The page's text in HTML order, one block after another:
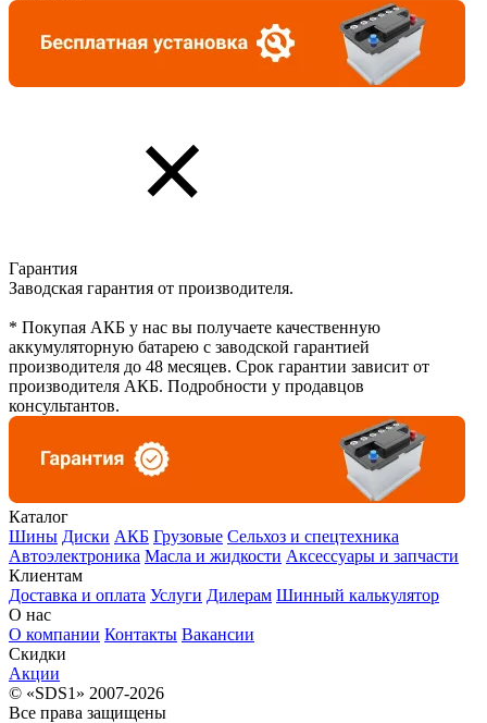
Гарантия
Заводская гарантия от производителя.
* Покупая АКБ у нас вы получаете качественную
аккумуляторную батарею с заводской гарантией
производителя до 48 месяцев. Срок гарантии зависит от
производителя АКБ. Подробности у продавцов
консультантов.
Каталог
Шины Диски АКБ Грузовые Сельхоз и спецтехника
Автоэлектроника Масла и жидкости Аксессуары и запчасти
Клиентам
Доставка и оплата Услуги Дилерам Шинный калькулятор
О нас
О компании Контакты Вакансии
Скидки
Акции
© «SDS1» 2007-2026
Все права защищены